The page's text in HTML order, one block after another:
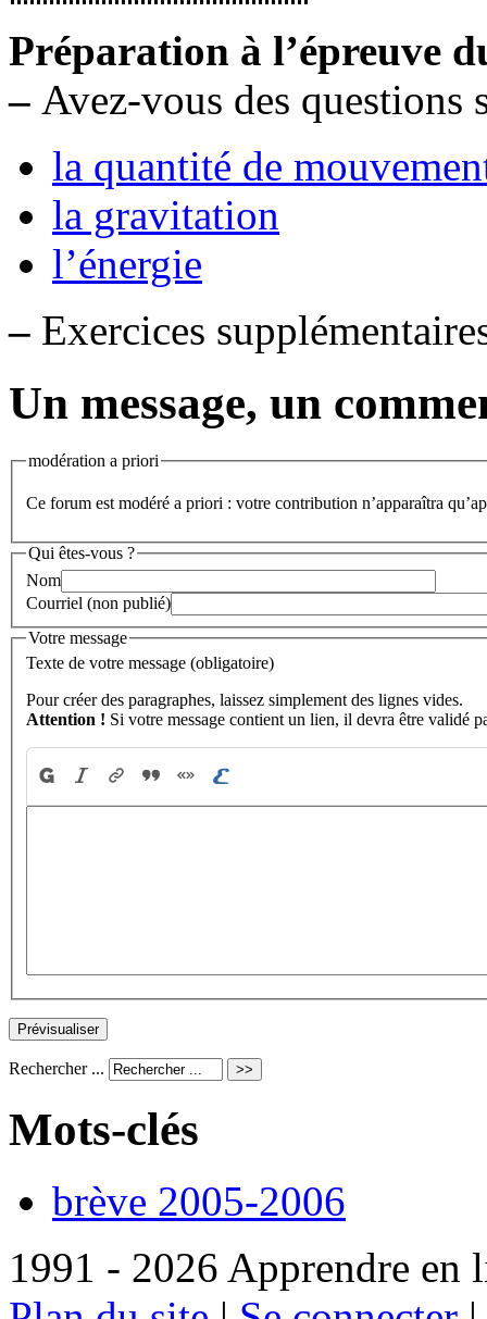
Préparation à l’épreuve
– Avez-vous des questions
la quantité de
la gravitation
l’énergie
– Exercices
Un message, un
modération a priori
Ce forum est modéré a priori : votre contribution n’apparaîtra
Qui êtes-vous ?
Nom
Courriel (non publié)
Votre message
Texte de votre message (obligatoire)
Pour créer des paragraphes, laissez simplement des lignes vides.
Attention ! Si votre message contient un lien, il devra être validé
Rechercher ...
Mots-clés
brève 2005-2006
1991 - 2026 Apprendre en